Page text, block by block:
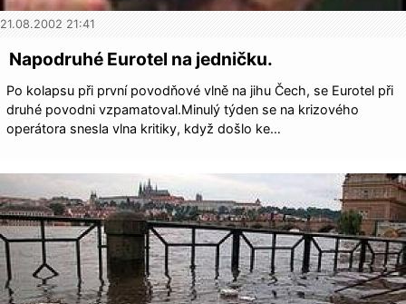
21.08.2002 21:41
Napodruhé Eurotel na jedničku.
Po kolapsu při první povodňové vlně na jihu Čech, se Eurotel při
druhé povodni vzpamatoval.Minulý týden se na krizového
operátora snesla vlna kritiky, když došlo ke…